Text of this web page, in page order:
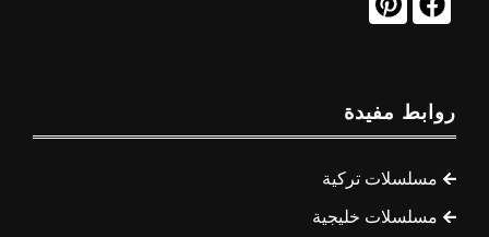
روابط مفيدة
مسلسلات تركية
مسلسلات خليجية